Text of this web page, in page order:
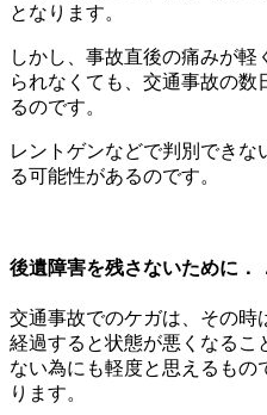
となります。
しかし、事故直後の痛みが
られなくても、交通事故の
るのです。
レントゲンなどで判別でき
る可能性があるのです。
後遺障害を残さないために．
交通事故でのケガは、その時
経過すると状態が悪くなるこ
ない為にも軽度と思えるもの
ります。